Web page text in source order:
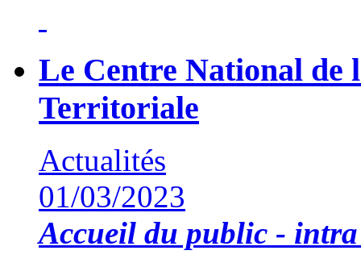
Le Centre National de
Territoriale
Actualités
01/03/2023
Accueil du public -